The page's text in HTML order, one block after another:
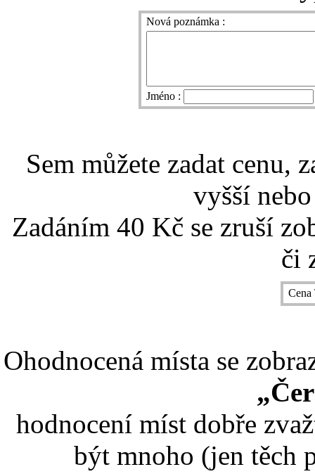
Nová poznámka :
Jméno :
Sem můžete zadat cenu,
vyšší
Zadáním 40 Kč se zruší
či
Ohodnocená místa se
hodnocení míst dobře
být mnoho (jen těch